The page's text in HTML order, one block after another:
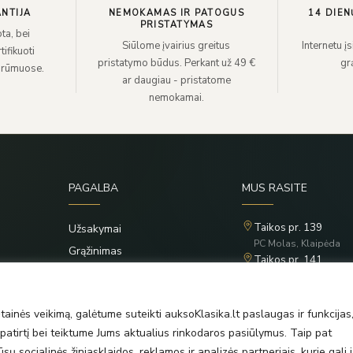
veikimą, galėtume suteikti auksoKlasika.lt paslaugas ir funkcijas,
bei teiktume Jums aktualius rinkodaros pasiūlymus. Taip pat
bei
NEMOKAMAS IR PATOGUS
PRISTATYMAS
Siūlome įvairius greitus
pristatymo būdus. Perkant už 49 €
ar daugiau - pristatome
nemokamai.
14
Internetu
PAGALBA
Užsakymai
Grąžinimas
MUS RASITE
Taikos pr. 139
PC Molas, Klaipėda
Taikos pr. 141
PC Banginis, Klaipėda